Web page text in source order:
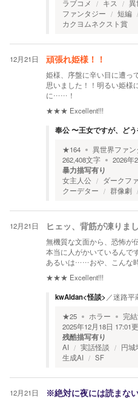
ラブコメ
キス 異
ファンタジー
短編
カクヨムネクスト賞
12月21日 頑張れ姫様！！
姫様、序盤に辛い目に遭っ
思いました！！明るい姫様
に……！
★★★ Excellent!!!
奉公 〜王女ですが、ど
★164 異世界ファン
262,408文字 2026年
暴力描写有り
女主人公 ダークフ
クーデター
群像劇
12月21日 ヒェッ、背筋が凍り
無機質な文面から、恐怖が
本当に人がかいているん
あるいは……おや、こんな時
★★★ Excellent!!!
kwAIdan<怪談> ／迷路平
★25 ホラー 完
2025年12月18日 17:01
残酷描写有り
AI 実話怪談 円城
生成AI
SF
12月21日 ※絶対に夜には読まな